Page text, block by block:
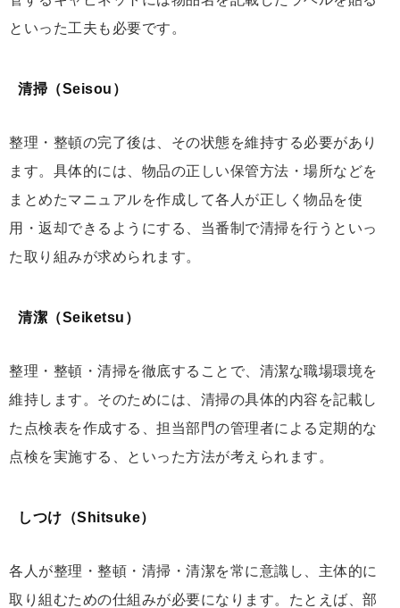
といった工夫も必要です。
清掃（Seisou）
整理・整頓の完了後は、その状態を維持する必要があり
ます。具体的には、物品の正しい保管方法・場所などを
まとめたマニュアルを作成して各人が正しく物品を使
用・返却できるようにする、当番制で清掃を行うといっ
た取り組みが求められます。
清潔（Seiketsu）
整理・整頓・清掃を徹底することで、清潔な職場環境を
維持します。そのためには、清掃の具体的内容を記載し
た点検表を作成する、担当部門の管理者による定期的な
点検を実施する、といった方法が考えられます。
しつけ（Shitsuke）
各人が整理・整頓・清掃・清潔を常に意識し、主体的に
取り組むための仕組みが必要になります。たとえば、部